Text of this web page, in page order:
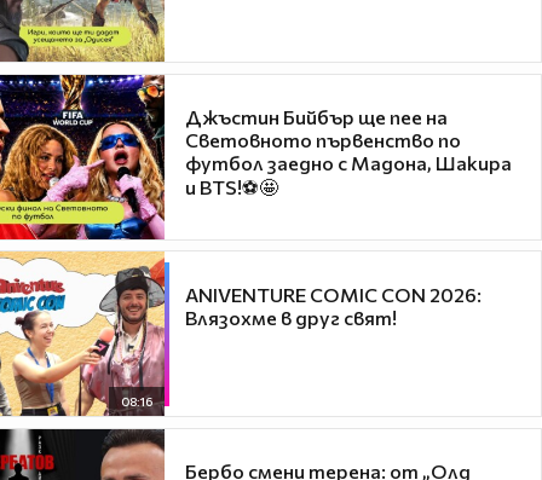
Джъстин Бийбър ще пее на
Световното първенство по
футбол заедно с Мадона, Шакира
и BTS!⚽🤩
08:16
ANIVENTURE COMIC CON 2026:
Влязохме в друг свят!
Бербо смени терена: от „Олд